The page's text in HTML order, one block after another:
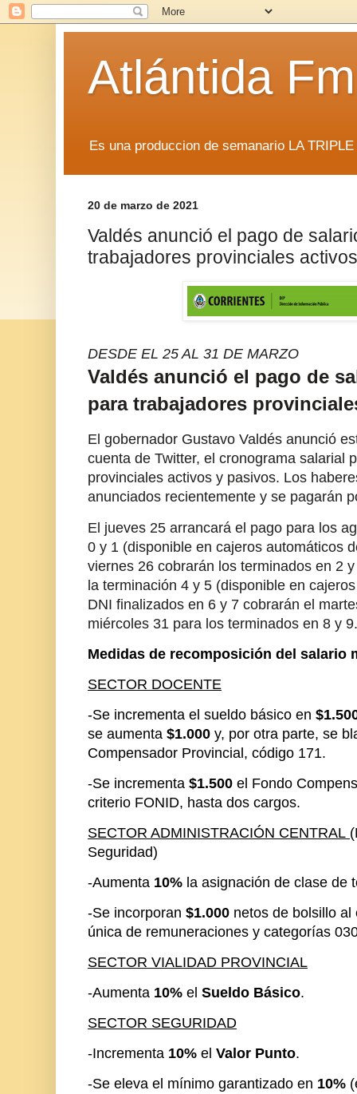
Atlántida
Es una produccion de semanario LA
20 de marzo de 2021
Valdés anunció el pago de
trabajadores provinciales
DESDE EL 25 AL 31 DE MARZO
Valdés anunció el pago de
para trabajadores
El gobernador Gustavo Valdés anunció
cuenta de Twitter, el cronograma salarial
provinciales activos y pasivos. Los
anunciados recientemente y se pagarán
El jueves 25 arrancará el pago para los
0 y 1 (disponible en cajeros automáticos
viernes 26 cobrarán los terminados en 2
la terminación 4 y 5 (disponible en
DNI finalizados en 6 y 7 cobrarán el
miércoles 31 para los terminados en 8 y 9.
Medidas de recomposición del salario
SECTOR DOCENTE
-Se incrementa el sueldo básico en
se aumenta $1.000 y, por otra parte, se
Compensador Provincial, código 171.
-Se incrementa $1.500 el Fondo
criterio FONID, hasta dos cargos.
SECTOR ADMINISTRACIÓN CENTRAL
Seguridad)
-Aumenta 10% la asignación de clase de
-Se incorporan $1.000 netos de bolsillo
única de remuneraciones y categorías
SECTOR VIALIDAD PROVINCIAL
-Aumenta 10% el Sueldo Básico.
SECTOR SEGURIDAD
-Incrementa 10% el Valor Punto.
-Se eleva el mínimo garantizado en 10%